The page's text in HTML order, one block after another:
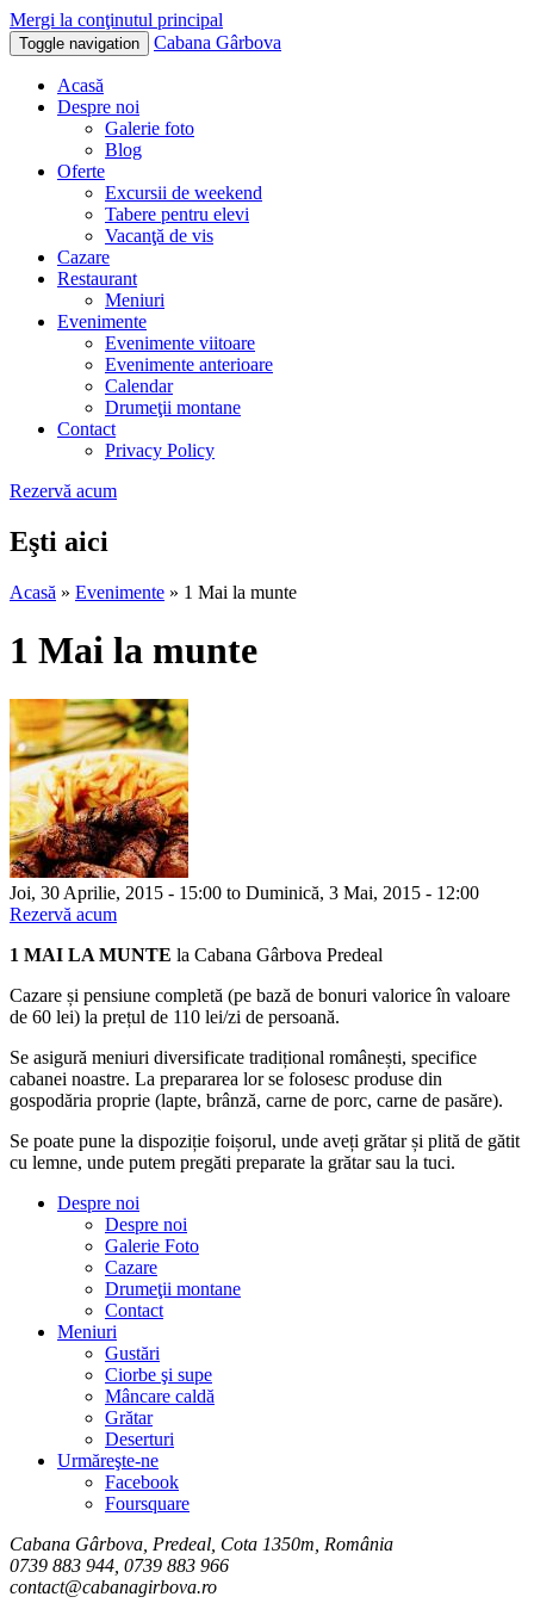
Mergi la conţinutul principal
Toggle navigation Cabana Gârbova
Acasă
Despre noi
Galerie foto
Blog
Oferte
Excursii de weekend
Tabere pentru elevi
Vacanţă de vis
Cazare
Restaurant
Meniuri
Evenimente
Evenimente viitoare
Evenimente anterioare
Calendar
Drumeţii montane
Contact
Privacy Policy
Rezervă acum
Eşti aici
Acasă » Evenimente » 1 Mai la munte
1 Mai la munte
Joi, 30 Aprilie, 2015 - 15:00 to Duminică, 3 Mai, 2015 - 12:00
Rezervă acum
1 MAI LA MUNTE la Cabana Gârbova Predeal
Cazare și pensiune completă (pe bază de bonuri valorice în valoare
de 60 lei) la prețul de 110 lei/zi de persoană.
Se asigură meniuri diversificate tradițional românești, specifice
cabanei noastre. La prepararea lor se folosesc produse din
gospodăria proprie (lapte, brânză, carne de porc, carne de pasăre).
Se poate pune la dispoziție foișorul, unde aveți grătar și plită de gătit
cu lemne, unde putem pregăti preparate la grătar sau la tuci.
Despre noi
Despre noi
Galerie Foto
Cazare
Drumeţii montane
Contact
Meniuri
Gustări
Ciorbe şi supe
Mâncare caldă
Grătar
Deserturi
Urmăreşte-ne
Facebook
Foursquare
Cabana Gârbova, Predeal, Cota 1350m, România
0739 883 944, 0739 883 966
contact@cabanagirbova.ro